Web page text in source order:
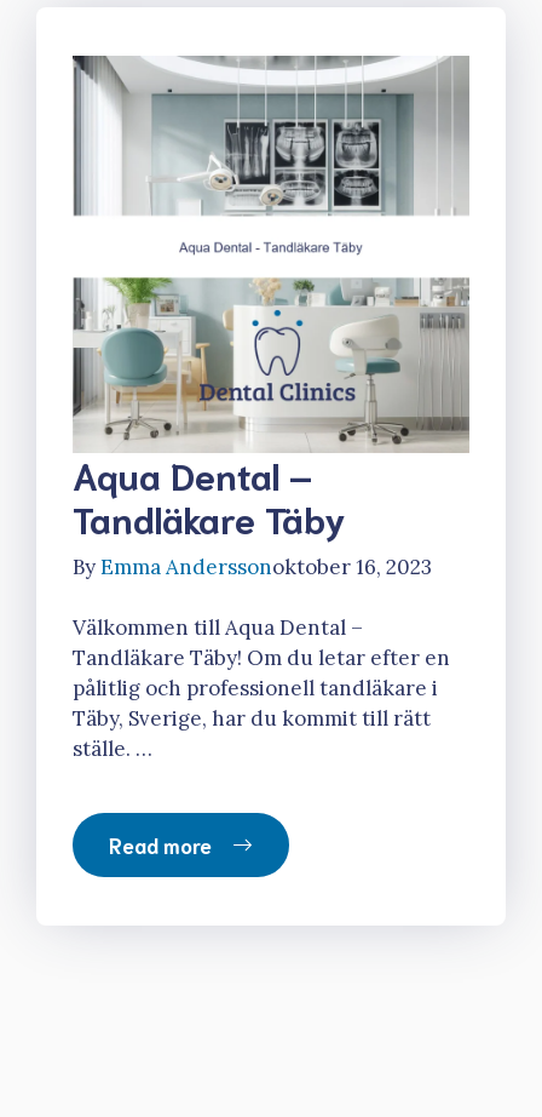
Aqua Dental –
Tandläkare Täby
ByEmma Anderssonoktober 16, 2023
Välkommen till Aqua Dental –
Tandläkare Täby! Om du letar efter en
pålitlig och professionell tandläkare i
Täby, Sverige, har du kommit till rätt
ställe. …
Read more